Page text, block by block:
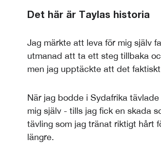
Det här är Taylas historia
Jag märkte att leva för mig själv
utmanad att ta ett steg tillbaka
men jag upptäckte att det
När jag bodde i Sydafrika
mig själv - tills jag fick en skada
tävling som jag tränat riktigt hårt
längre.